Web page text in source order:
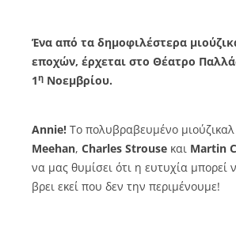
Ένα από τα δημοφιλέστερα
εποχών, έρχεται στο Θέατρο
1ηΝοεμβρίου.
Αnnie! Το πολυβραβευμένο
Meehan, Charles Strouseκαι Martin
να μας θυμίσει ότι η ευτυχία μπορεί
βρει εκεί που δεν την περιμένουμε!